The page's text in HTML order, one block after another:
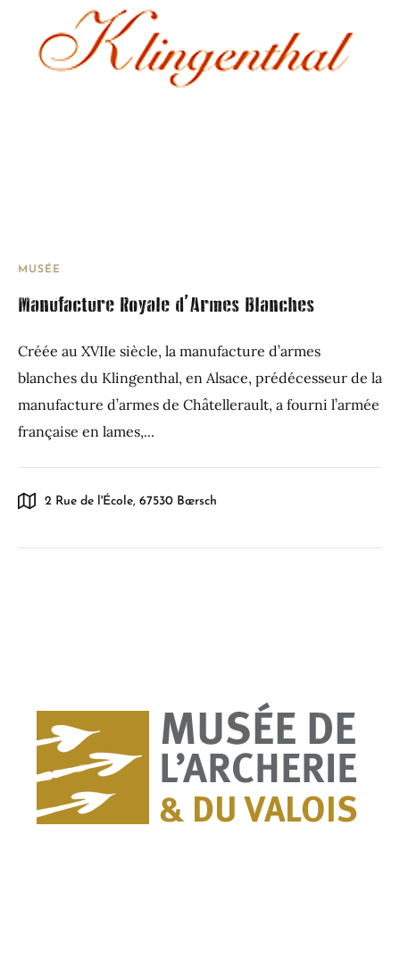
MUSÉE
Manufacture Royale d’Armes Blanches
Créée au XVIIe siècle, la manufacture d’armes
blanches du Klingenthal, en Alsace, prédécesseur de la
manufacture d’armes de Châtellerault, a fourni l’armée
française en lames,...
2 Rue de l'École, 67530 Bœrsch